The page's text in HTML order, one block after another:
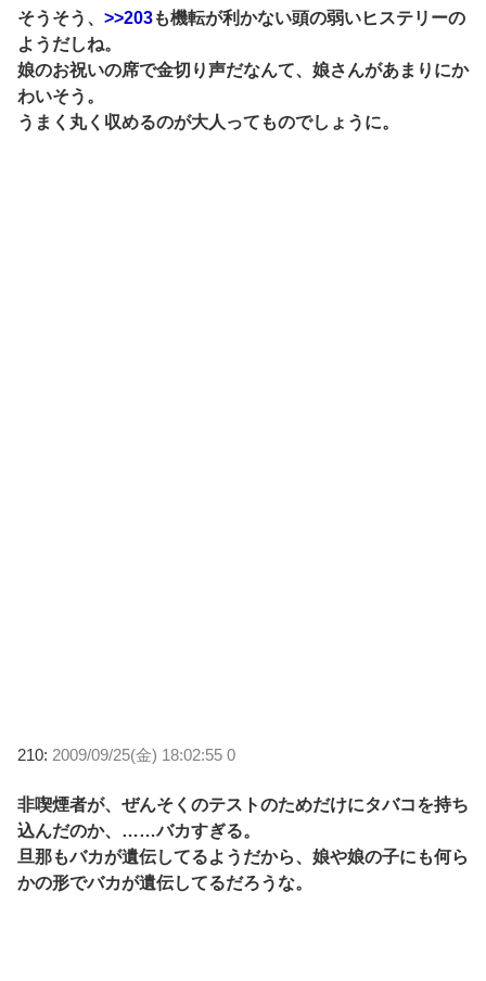
そうそう、 >>203も機転が利かない頭の弱いヒステリーの
ようだしね。
娘のお祝いの席で金切り声だなんて、娘さんがあまりにか
わいそう。
うまく丸く収めるのが大人ってものでしょうに。
210: 2009/09/25(金) 18:02:55 0
非喫煙者が、ぜんそくのテストのためだけにタバコを持ち
込んだのか、……バカすぎる。
旦那もバカが遺伝してるようだから、娘や娘の子にも何ら
かの形でバカが遺伝してるだろうな。